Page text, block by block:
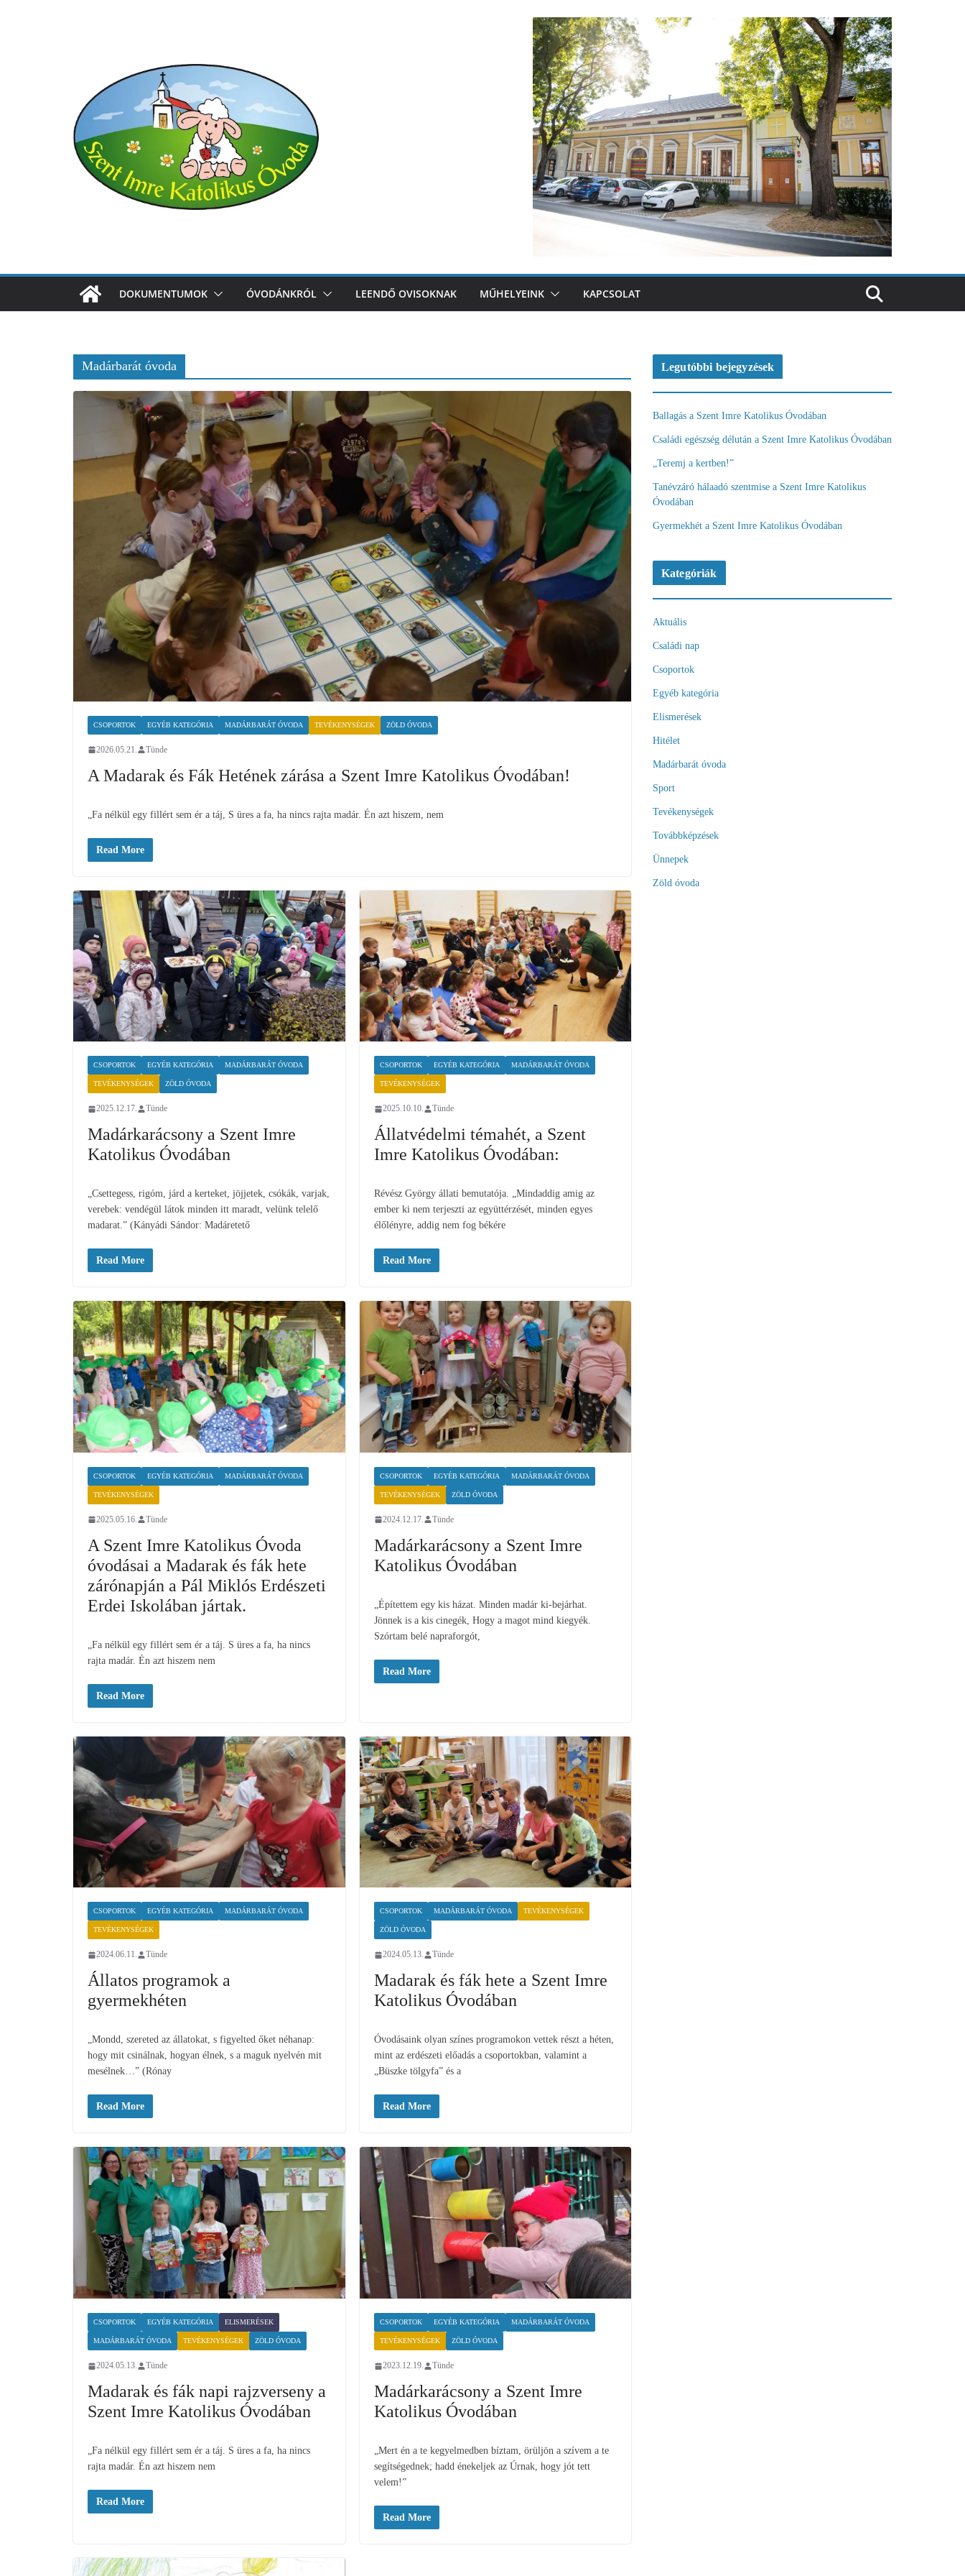
DOKUMENTUMOK ÓVODÁNKRÓL LEENDŐ OVISOKNAK MŰHELYEINK KAPCSOLAT
Madárbarát óvoda
CSOPORTOK EGYÉB KATEGÓRIA MADÁRBARÁT ÓVODA TEVÉKENYSÉGEK ZÖLD ÓVODA
2026.05.21. Tünde
A Madarak és Fák Hetének zárása a Szent Imre Katolikus Óvodában!
„Fa nélkül egy fillért sem ér a táj, S üres a fa, ha nincs rajta madár. Én azt hiszem, nem
Read More
CSOPORTOK EGYÉB KATEGÓRIA MADÁRBARÁT ÓVODA
TEVÉKENYSÉGEK ZÖLD ÓVODA
2025.12.17. Tünde
Madárkarácsony a Szent Imre
Katolikus Óvodában
„Csettegess, rigóm, járd a kerteket, jöjjetek, csókák, varjak,
verebek: vendégül látok minden itt maradt, velünk telelő
madarat.” (Kányádi Sándor: Madáretető
Read More
CSOPORTOK EGYÉB KATEGÓRIA MADÁRBARÁT ÓVODA
TEVÉKENYSÉGEK
2025.10.10. Tünde
Állatvédelmi témahét, a Szent
Imre Katolikus Óvodában:
Révész György állati bemutatója. „Mindaddig amig az
ember ki nem terjeszti az együttérzését, minden egyes
élőlényre, addig nem fog békére
Read More
CSOPORTOK EGYÉB KATEGÓRIA MADÁRBARÁT ÓVODA
TEVÉKENYSÉGEK
2025.05.16. Tünde
A Szent Imre Katolikus Óvoda
óvodásai a Madarak és fák hete
zárónapján a Pál Miklós Erdészeti
Erdei Iskolában jártak.
„Fa nélkül egy fillért sem ér a táj. S üres a fa, ha nincs
rajta madár. Én azt hiszem nem
Read More
CSOPORTOK EGYÉB KATEGÓRIA MADÁRBARÁT ÓVODA
TEVÉKENYSÉGEK ZÖLD ÓVODA
2024.12.17. Tünde
Madárkarácsony a Szent Imre
Katolikus Óvodában
„Építettem egy kis házat. Minden madár ki-bejárhat.
Jönnek is a kis cinegék, Hogy a magot mind kiegyék.
Szórtam belé napraforgót,
Read More
CSOPORTOK EGYÉB KATEGÓRIA MADÁRBARÁT ÓVODA
TEVÉKENYSÉGEK
2024.06.11. Tünde
Állatos programok a
gyermekhéten
„Mondd, szereted az állatokat, s figyelted őket néhanap:
hogy mit csinálnak, hogyan élnek, s a maguk nyelvén mit
mesélnek…” (Rónay
Read More
CSOPORTOK MADÁRBARÁT ÓVODA TEVÉKENYSÉGEK
ZÖLD ÓVODA
2024.05.13. Tünde
Madarak és fák hete a Szent Imre
Katolikus Óvodában
Óvodásaink olyan színes programokon vettek részt a héten,
mint az erdészeti előadás a csoportokban, valamint a
„Büszke tölgyfa” és a
Read More
CSOPORTOK EGYÉB KATEGÓRIA ELISMERÉSEK
MADÁRBARÁT ÓVODA TEVÉKENYSÉGEK ZÖLD ÓVODA
2024.05.13. Tünde
Madarak és fák napi rajzverseny a
Szent Imre Katolikus Óvodában
„Fa nélkül egy fillért sem ér a táj. S üres a fa, ha nincs
rajta madár. Én azt hiszem nem
Read More
CSOPORTOK EGYÉB KATEGÓRIA MADÁRBARÁT ÓVODA
TEVÉKENYSÉGEK ZÖLD ÓVODA
2023.12.19. Tünde
Madárkarácsony a Szent Imre
Katolikus Óvodában
„Mert én a te kegyelmedben bíztam, örüljön a szívem a te
segítségednek; hadd énekeljek az Úrnak, hogy jót tett
velem!”
Read More
Legutóbbi bejegyzések
Ballagás a Szent Imre Katolikus Óvodában
Családi egészség délután a Szent Imre Katolikus Óvodában
„Teremj a kertben!”
Tanévzáró hálaadó szentmise a Szent Imre Katolikus
Óvodában
Gyermekhét a Szent Imre Katolikus Óvodában
Kategóriák
Aktuális
Családi nap
Csoportok
Egyéb kategória
Elismerések
Hitélet
Madárbarát óvoda
Sport
Tevékenységek
Továbbképzések
Ünnepek
Zöld óvoda